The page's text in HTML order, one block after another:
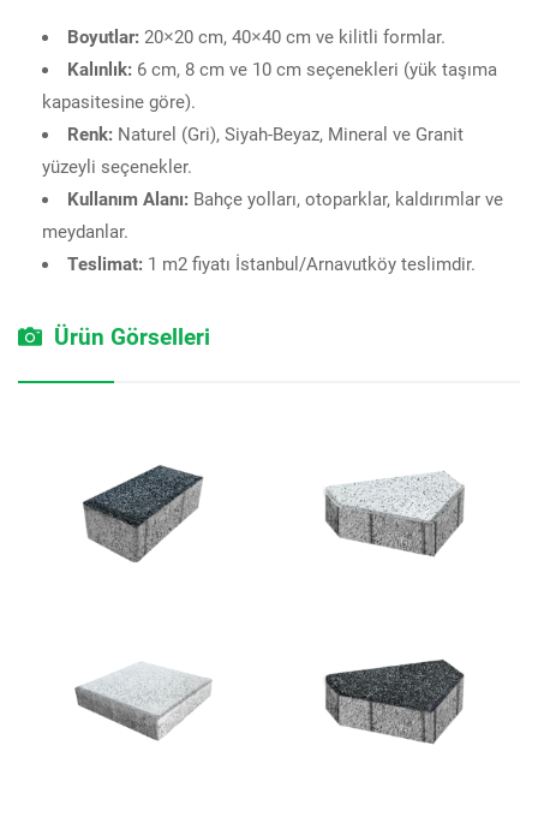
Boyutlar: 20×20 cm, 40×40 cm ve kilitli formlar.
Kalınlık: 6 cm, 8 cm ve 10 cm seçenekleri (yük taşıma
kapasitesine göre).
Renk: Naturel (Gri), Siyah-Beyaz, Mineral ve Granit
yüzeyli seçenekler.
Kullanım Alanı: Bahçe yolları, otoparklar, kaldırımlar ve
meydanlar.
Teslimat: 1 m2 fiyatı İstanbul/Arnavutköy teslimdir.
Ürün Görselleri